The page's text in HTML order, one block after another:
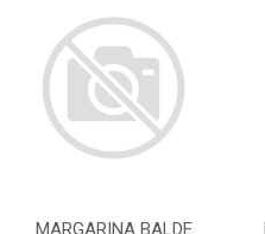
MARGARINA BALDE